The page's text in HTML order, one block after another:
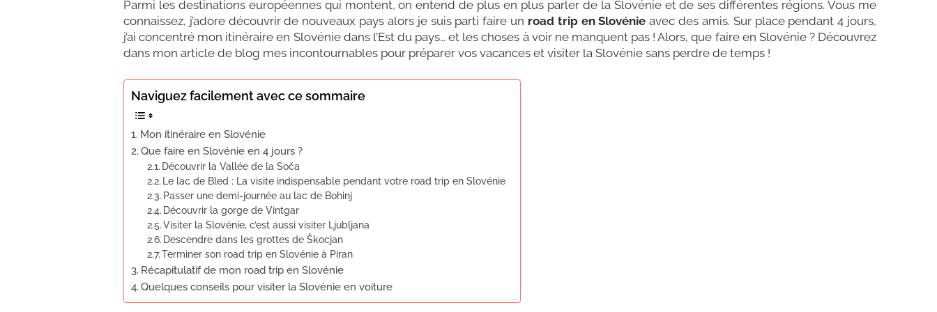
Parmi les destinations européennes qui montent, on entend de plus en plus parler de la Slovénie et de ses différentes régions. Vous me
connaissez, j’adore découvrir de nouveaux pays alors je suis parti faire un road trip en Slovénie avec des amis. Sur place pendant 4 jours,
j’ai concentré mon itinéraire en Slovénie dans l’Est du pays… et les choses à voir ne manquent pas ! Alors, que faire en Slovénie ? Découvrez
dans mon article de blog mes incontournables pour préparer vos vacances et visiter la Slovénie sans perdre de temps !
Naviguez facilement avec ce sommaire
Mon itinéraire en Slovénie
Que faire en Slovénie en 4 jours ?
Découvrir la Vallée de la Soča
Le lac de Bled : La visite indispensable pendant votre road trip en Slovénie
Passer une demi-journée au lac de Bohinj
Découvrir la gorge de Vintgar
Visiter la Slovénie, c’est aussi visiter Ljubljana
Descendre dans les grottes de Škocjan
Terminer son road trip en Slovénie à Piran
Récapitulatif de mon road trip en Slovénie
Quelques conseils pour visiter la Slovénie en voiture